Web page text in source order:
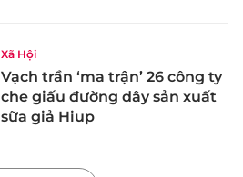
Xã Hội
Vạch trần ‘ma trận’ 26 công ty
che giấu đường dây sản xuất
sữa giả Hiup